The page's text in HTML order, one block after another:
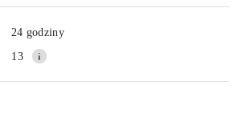
24 godziny
13